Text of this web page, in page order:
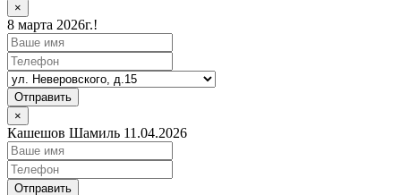
×
8 марта 2026г.!
Отправить
×
Кашешов Шамиль 11.04.2026
Отправить